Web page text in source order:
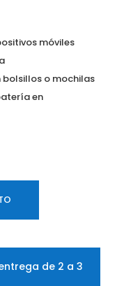
móviles
o mochilas
en
de 2 a 3